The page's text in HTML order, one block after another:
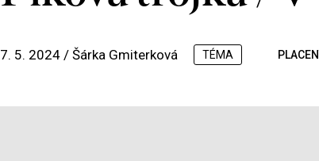
7. 5. 2024 / Šárka Gmiterková TÉMA